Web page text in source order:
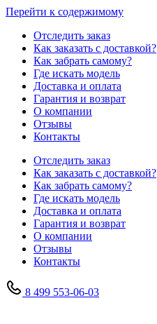
Перейти к содержимому
Отследить заказ
Как заказать с доставкой?
Как забрать самому?
Где искать модель
Доставка и оплата
Гарантия и возврат
О компании
Отзывы
Контакты
Отследить заказ
Как заказать с доставкой?
Как забрать самому?
Где искать модель
Доставка и оплата
Гарантия и возврат
О компании
Отзывы
Контакты
8 499 553-06-03